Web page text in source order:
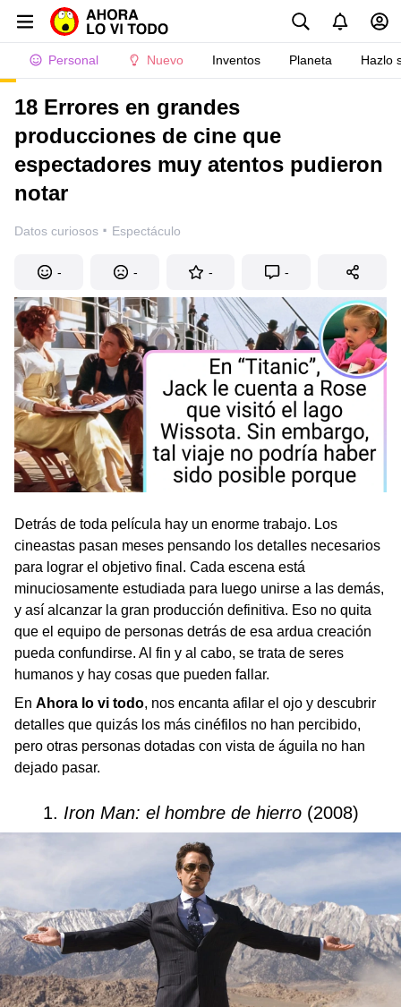
Personal Nuevo Inventos Planeta Hazlo
18 Errores en grandes
producciones de cine que
espectadores muy atentos pudieron
notar
Datos curiosos · Espectáculo
- - - -
Detrás de toda película hay un enorme trabajo. Los
cineastas pasan meses pensando los detalles necesarios
para lograr el objetivo final. Cada escena está
minuciosamente estudiada para luego unirse a las demás,
y así alcanzar la gran producción definitiva. Eso no quita
que el equipo de personas detrás de esa ardua creación
pueda confundirse. Al fin y al cabo, se trata de seres
humanos y hay cosas que pueden fallar.
En Ahora lo vi todo, nos encanta afilar el ojo y descubrir
detalles que quizás los más cinéfilos no han percibido,
pero otras personas dotadas con vista de águila no han
dejado pasar.
1. Iron Man: el hombre de hierro (2008)